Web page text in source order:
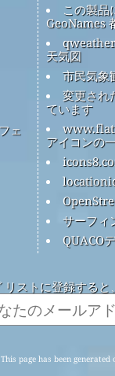
ェ
この製品
GeoNames
天気図
市民気象
変更され
ています
アイコンの
サーフィ
QUACO
ストに登録すると
This page has been